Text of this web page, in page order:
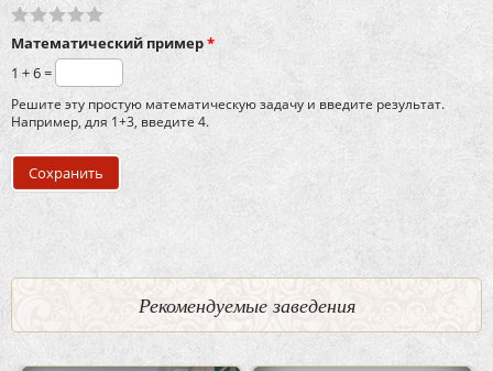
Математический пример*
1 + 6 =
Решите эту простую математическую задачу и введите результат.
Например, для 1+3, введите 4.
Рекомендуемые заведения